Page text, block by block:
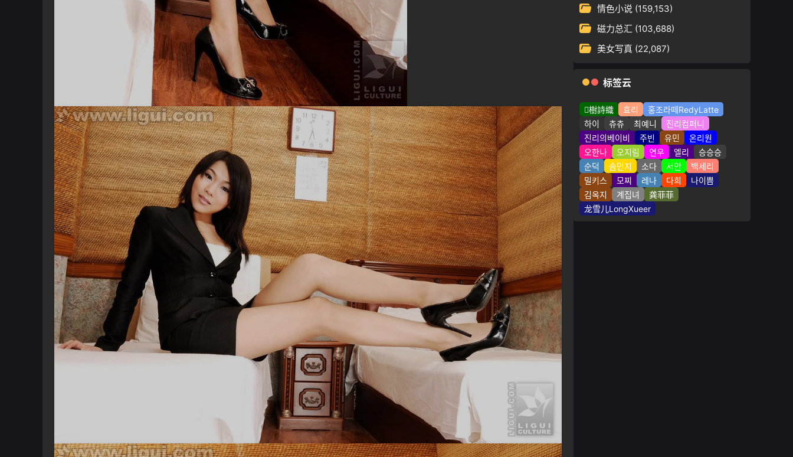
情色小说 (159,153)
磁力总汇 (103,688)
美女写真 (22,087)
标签云
樹詩織 효리
홍조라떼RedyLatte
하이
츄츄 최예니
진리컴퍼니
진리의베이비
주빈 유민
온리원
오한나
오지림 연우 엘리
승승승
순덕
솜먼지 소다 서안
백세리
밀키스
모찌 레나 다희
나이쁨
김옥지
계집녀
龚菲菲
龙雪儿LongXueer